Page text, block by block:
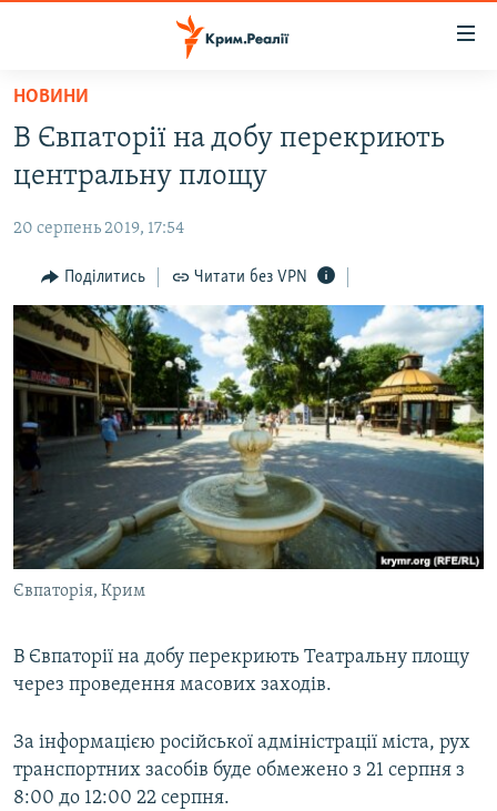
Перейти
основного
матеріалу
до
навігації
Перейти
до
пошуку
ВІДЕО ТА ФОТО
ПОЛІТИКА
БЛОГИ
ПОГЛЯД
ІНТЕРВ'Ю
ВСЕ ЗА ДЕНЬ
СПЕЦПРОЕКТИ
ВІДЕОУРОКИ «ELIFBE»
СВІДЧЕННЯ ОКУПАЦІЇ
УКРАЇНСЬКА ПРОБЛЕМА КРИМУ
ЯК ОБІЙТИ БЛОКУВАННЯ
Русский
Qırımtatar
Усі сайти RFE/RL
НОВИНИ
В Євпаторії на добу перекриють
центральну площу
20 серпень 2019, 17:54
Поділитись Читати без VPN
Євпаторія, Крим
В Євпаторії на добу перекриють Театральну площу
через проведення масових заходів.
За інформацією російської адміністрації міста, рух
транспортних засобів буде обмежено з 21 серпня з
8:00 до 12:00 22 серпня.